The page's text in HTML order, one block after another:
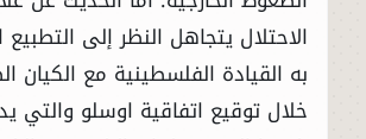
الاحتلال يتجاهل النظر إلى
به القيادة الفلسطينية مع
خلال توقيع اتفاقية اوسلو والتي